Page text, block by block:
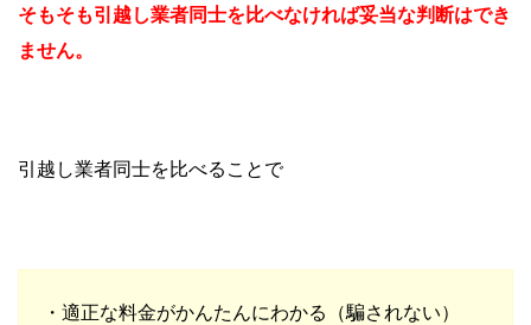
そもそも引越し業者同士を比べなければ妥当な判断はでき
ません。
引越し業者同士を比べることで
・適正な料金がかんたんにわかる（騙されない）